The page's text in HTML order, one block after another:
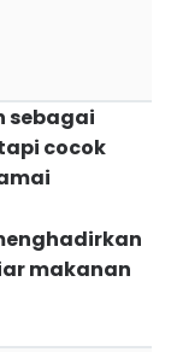
sebagai
cocok
makanan